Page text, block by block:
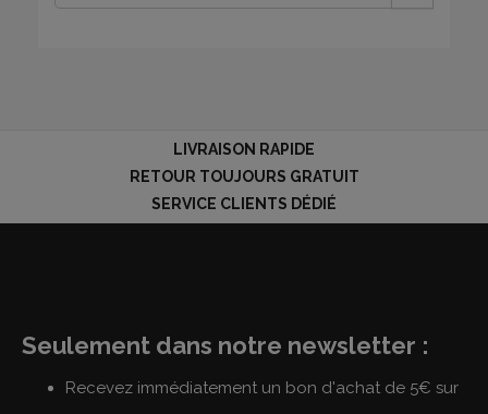
LIVRAISON RAPIDE
RETOUR TOUJOURS GRATUIT
SERVICE CLIENTS DÉDIÉ
Seulement dans notre newsletter :
Recevez immédiatement un bon d'achat de 5€ sur